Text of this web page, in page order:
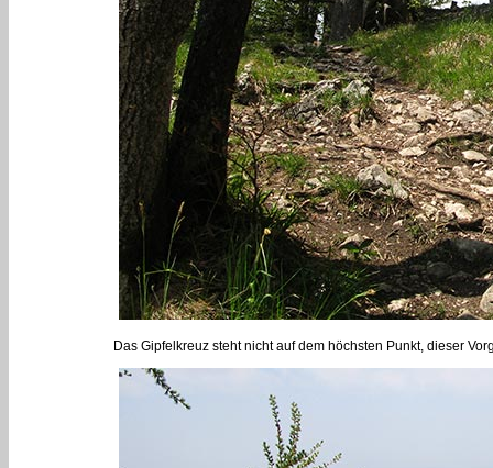
Das Gipfelkreuz steht nicht auf dem höchsten Punkt, dieser